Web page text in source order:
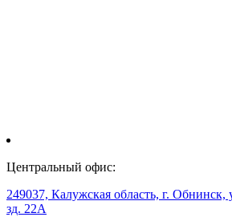
Центральный офис:
249037, Калужская область, г. Обнинск,
зд. 22А